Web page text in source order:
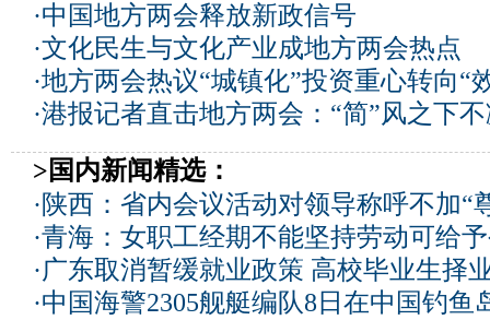
·中国地方两会释放新政信号
·文化民生与文化产业成地方两会热点
·地方两会热议“城镇化”投资重心转向“
·港报记者直击地方两会：“简”风之下
>国内新闻精选：
· 陕西：省内会议活动对领导称呼不加“
·青海：女职工经期不能坚持劳动可给
·广东取消暂缓就业政策 高校毕业生择
·中国海警2305舰艇编队8日在中国钓鱼